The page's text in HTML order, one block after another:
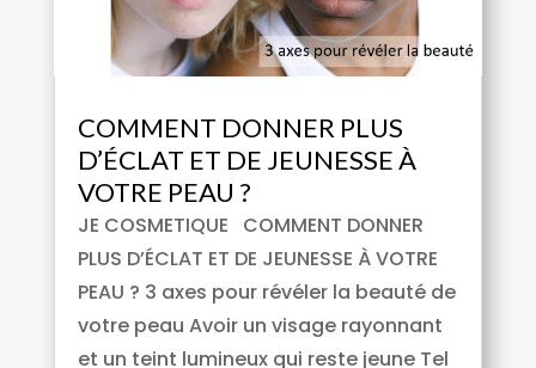
COMMENT DONNER PLUS
D’ÉCLAT ET DE JEUNESSE À
VOTRE PEAU ?
JE COSMETIQUE COMMENT DONNER
PLUS D’ÉCLAT ET DE JEUNESSE À VOTRE
PEAU ? 3 axes pour révéler la beauté de
votre peau Avoir un visage rayonnant
et un teint lumineux qui reste jeune Tel